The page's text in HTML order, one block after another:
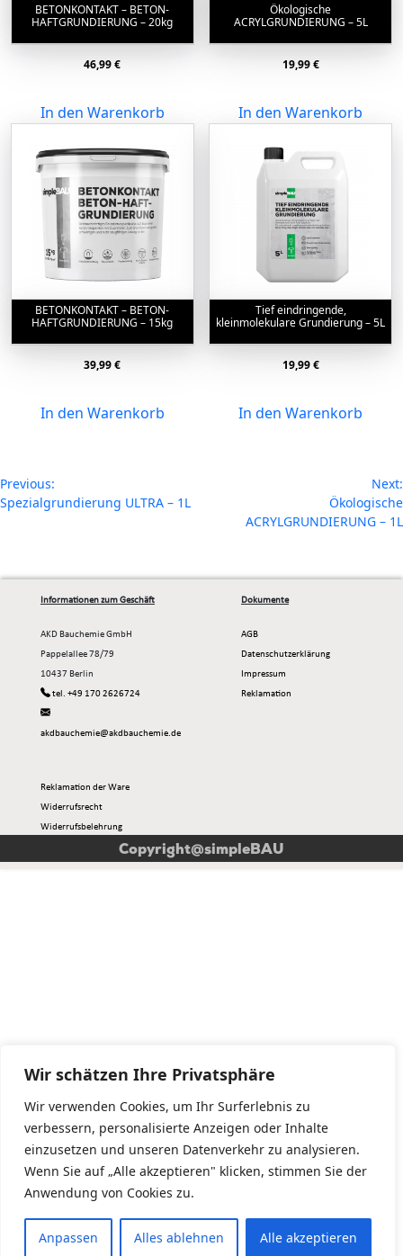
Wir schätzen Ihre Privatsphäre
Wir verwenden Cookies, um Ihr Surferlebnis zu
verbessern, personalisierte Anzeigen oder Inhalte
einzusetzen und unseren Datenverkehr zu analysieren.
Wenn Sie auf „Alle akzeptieren" klicken, stimmen Sie der
Anwendung von Cookies zu.
Anpassen Alles ablehnen Alle akzeptieren
BETONKONTAKT – BETON-
HAFTGRUNDIERUNG – 20kg
46,99€
In den Warenkorb
Ökologische
ACRYLGRUNDIERUNG – 5L
19,99€
In den Warenkorb
BETONKONTAKT – BETON-
HAFTGRUNDIERUNG – 15kg
39,99€
In den Warenkorb
Tief eindringende,
kleinmolekulare Grundierung – 5L
19,99€
In den Warenkorb
Beitragsnavigation
Previous:
Spezialgrundierung ULTRA – 1L
Next:
Ökologische
ACRYLGRUNDIERUNG – 1L
Informationen zum Geschäft
AKD Bauchemie GmbH
Pappelallee 78/79
10437 Berlin
tel. +49 170 2626724
akdbauchemie@akdbauchemie.de
Dokumente
AGB
Datenschutzerklärung
Impressum
Reklamation
Reklamation der Ware
Widerrufsrecht
Widerrufsbelehrung
Muster-widerrufsformularCopyright@simpleBAU